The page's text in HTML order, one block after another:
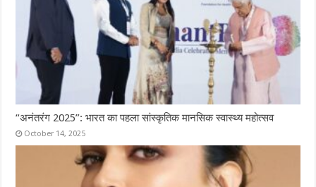
“अनंतरंग 2025”: भारत का पहला सांस्कृतिक मानसिक स्वास्थ्य महोत्सव
October 14, 2025